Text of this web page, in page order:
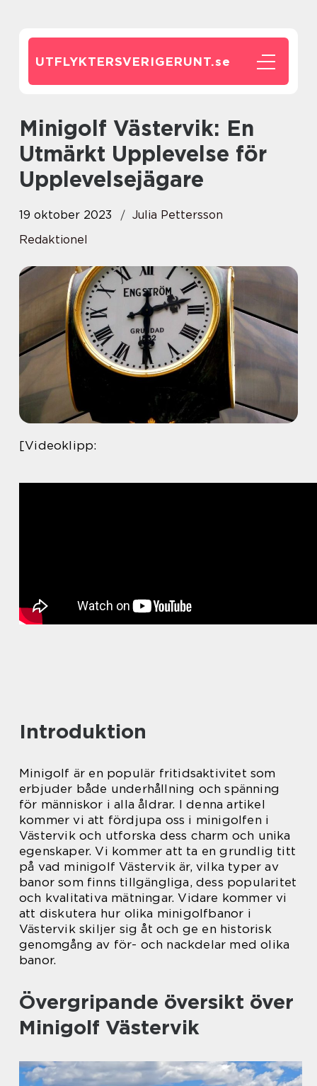
UTFLYKTERSVERIGERUNT.se
Minigolf Västervik: En
Utmärkt Upplevelse för
Upplevelsejägare
19 oktober 2023
Julia Pettersson
Redaktionel
[Videoklipp:
Introduktion
Minigolf är en populär fritidsaktivitet som
erbjuder både underhållning och spänning
för människor i alla åldrar. I denna artikel
kommer vi att fördjupa oss i minigolfen i
Västervik och utforska dess charm och unika
egenskaper. Vi kommer att ta en grundlig titt
på vad minigolf Västervik är, vilka typer av
banor som finns tillgängliga, dess popularitet
och kvalitativa mätningar. Vidare kommer vi
att diskutera hur olika minigolfbanor i
Västervik skiljer sig åt och ge en historisk
genomgång av för- och nackdelar med olika
banor.
Övergripande översikt över
Minigolf Västervik